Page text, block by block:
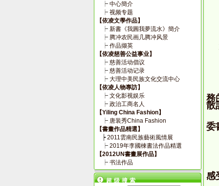
┝ 中心簡介
┝ 视频专题
【依凌文學作品】
┝ 新書《我圓我夢流水》簡介
┝ 腾冲农民画几腾冲风景
┝ 作品撷英
【依凌慈善公益事业】
┝ 慈善活动倡议
┝ 慈善活动记录
┝ 大理中美民族文化交流中心
【依凌人物專訪】
┝ 文化影视娱乐
┝ 政治工商名人
【Yiling China Fashion】
┝ 唐装秀China Fashion
【書畫作品精選】
┝2011雲南民族藝術風情展
┝ 2019年李國棟書法作品精選
【2012UN書畫展作品】
┝ 书法作品
超级搜索
務
散
委
感